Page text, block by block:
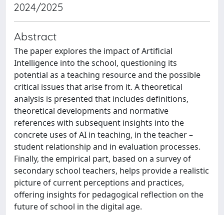
2024/2025
Abstract
The paper explores the impact of Artificial
Intelligence into the school, questioning its
potential as a teaching resource and the possible
critical issues that arise from it. A theoretical
analysis is presented that includes definitions,
theoretical developments and normative
references with subsequent insights into the
concrete uses of AI in teaching, in the teacher –
student relationship and in evaluation processes.
Finally, the empirical part, based on a survey of
secondary school teachers, helps provide a realistic
picture of current perceptions and practices,
offering insights for pedagogical reflection on the
future of school in the digital age.